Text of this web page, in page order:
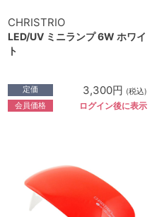
CHRISTRIO
LED/UV ミニランプ 6W ホワイ
ト
定価 3,300円 (税込)
会員価格 ログイン後に表示